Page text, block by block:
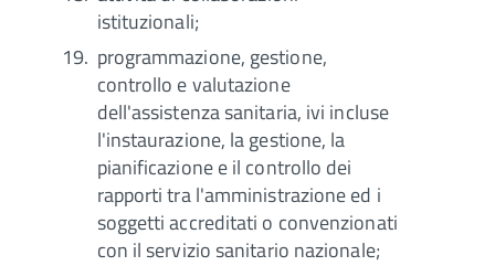
istituzionali;
programmazione, gestione,
controllo e valutazione
dell'assistenza sanitaria, ivi incluse
l'instaurazione, la gestione, la
pianificazione e il controllo dei
rapporti tra l'amministrazione ed i
soggetti accreditati o convenzionati
con il servizio sanitario nazionale;